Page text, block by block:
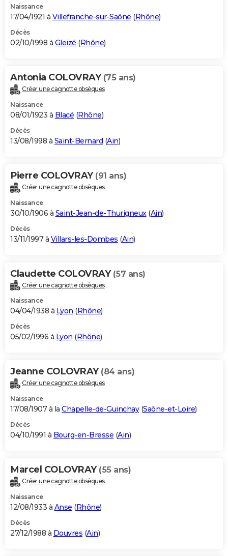
Naissance
17/04/1921 à Villefranche-sur-Saône (Rhône)
Décès
02/10/1998 à Gleizé (Rhône)
Antonia COLOVRAY (75 ans)
Créer une cagnotte obsèques
Naissance
08/01/1923 à Blacé (Rhône)
Décès
13/08/1998 à Saint-Bernard (Ain)
Pierre COLOVRAY (91 ans)
Créer une cagnotte obsèques
Naissance
30/10/1906 à Saint-Jean-de-Thurigneux (Ain)
Décès
13/11/1997 à Villars-les-Dombes (Ain)
Claudette COLOVRAY (57 ans)
Créer une cagnotte obsèques
Naissance
04/04/1938 à Lyon (Rhône)
Décès
05/02/1996 à Lyon (Rhône)
Jeanne COLOVRAY (84 ans)
Créer une cagnotte obsèques
Naissance
17/08/1907 à la Chapelle-de-Guinchay(Saône-et-Loire)
Décès
04/10/1991 à Bourg-en-Bresse (Ain)
Marcel COLOVRAY (55 ans)
Créer une cagnotte obsèques
Naissance
12/08/1933 à Anse (Rhône)
Décès
27/12/1988 à Douvres (Ain)